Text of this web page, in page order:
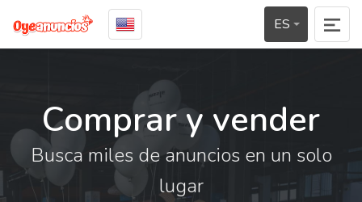
ES
Comprar y vender
Busca miles de anuncios en un solo
lugar